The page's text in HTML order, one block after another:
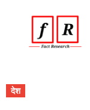
देश